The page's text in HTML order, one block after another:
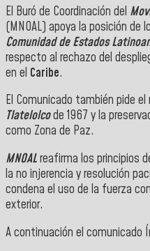
El Buró de Coordinación del
(MNOAL) apoya la posición de
Comunidad de Estados
respecto al rechazo del
en el Caribe.
El Comunicado también pide
Tlatelolcode 1967 y la
como Zona de Paz.
MNOALreafirma los principios
la no injerencia y resolución
condena el uso de la fuerza
exterior.
A continuación el comunicado